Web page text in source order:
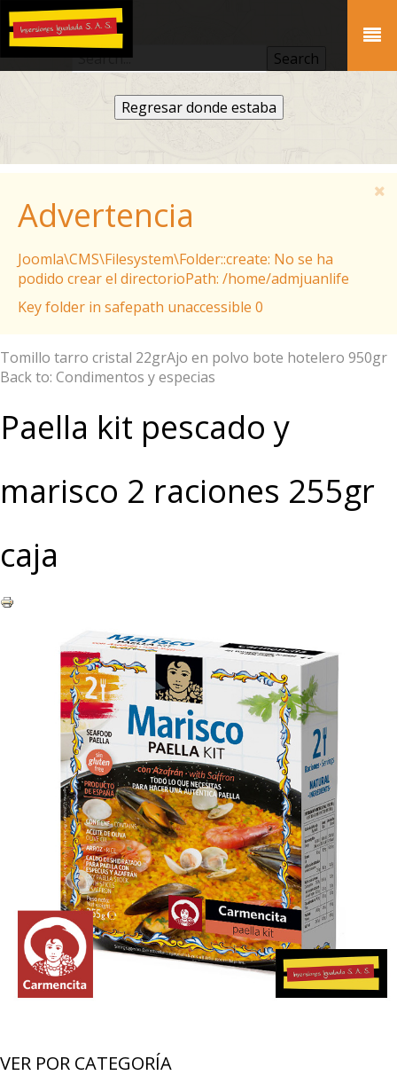
Regresar donde estaba
Advertencia
Joomla\CMS\Filesystem\Folder::create: No se ha
podido crear el directorioPath: /home/admjuanlife
Key folder in safepath unaccessible 0
Tomillo tarro cristal 22grAjo en polvo bote hotelero 950gr
Back to: Condimentos y especias
Paella kit pescado y
marisco 2 raciones 255gr
caja
VER POR CATEGORÍA